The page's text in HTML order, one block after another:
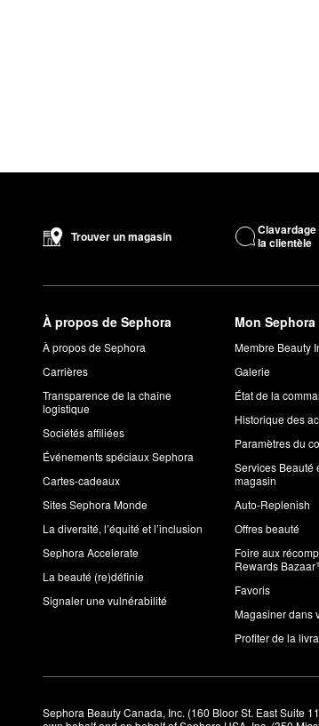
Trouver un magasin
la clientèle
À propos de Sephora
À propos de Sephora
Carrières
Transparence de la chaîne
logistique
Sociétés affiliées
Événements spéciaux Sephora
Cartes-cadeaux
Sites Sephora Monde
La diversité, l’équité et l’inclusion
Sephora Accelerate
La beauté (re)définie
Signaler une vulnérabilité
Mon Sephora
Membre Beauty
Galerie
État de la
Historique des
Paramètres du
Services Beauté
magasin
Auto-Replenish
Offres beauté
Foire aux
Rewards
Favoris
Magasiner dans
Profiter de la
Sephora Beauty Canada, Inc. (160 Bloor St. East Suite